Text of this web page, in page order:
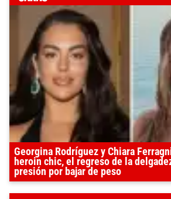
Georgina Rodríguez y Chiara
heroin chic, el regreso de la
presión por bajar de peso